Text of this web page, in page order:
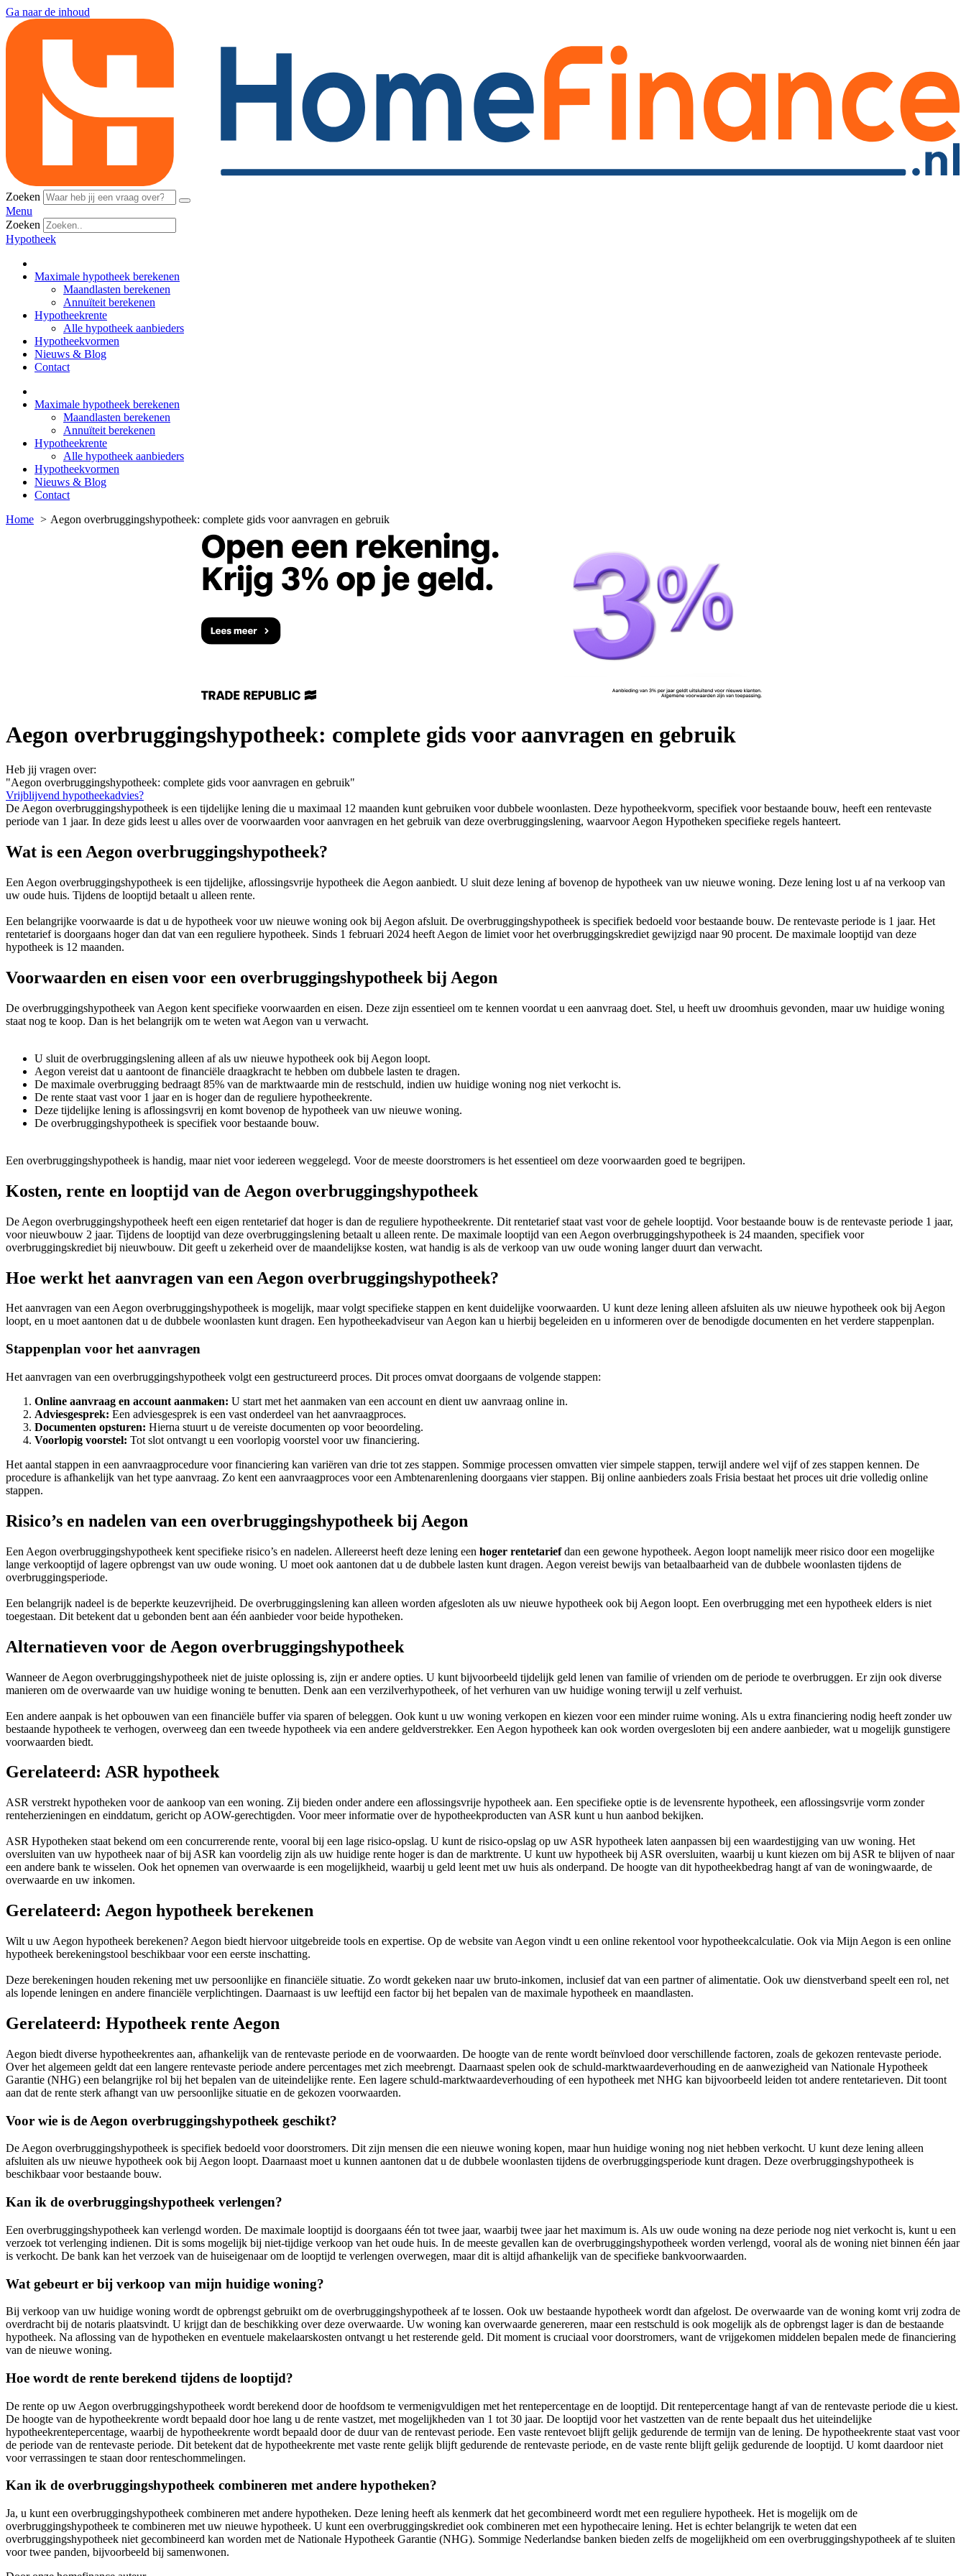
Ga naar de inhoud
Zoeken
Menu
Zoeken
Hypotheek
Maximale hypotheek berekenen
Maandlasten berekenen
Annuïteit berekenen
Hypotheekrente
Alle hypotheek aanbieders
Hypotheekvormen
Nieuws & Blog
Contact
Maximale hypotheek berekenen
Maandlasten berekenen
Annuïteit berekenen
Hypotheekrente
Alle hypotheek aanbieders
Hypotheekvormen
Nieuws & Blog
Contact
Home
Aegon overbruggingshypotheek: complete gids voor aanvragen en gebruik
Aegon overbruggingshypotheek: complete gids voor aanvragen en gebruik
Heb jij vragen over:
"Aegon overbruggingshypotheek: complete gids voor aanvragen en gebruik"
Vrijblijvend hypotheekadvies?
De Aegon overbruggingshypotheek is een tijdelijke lening die u maximaal 12 maanden kunt gebruiken voor dubbele woonlasten. Deze hypotheekvorm, specifiek voor bestaande bouw, heeft een rentevaste
periode van 1 jaar. In deze gids leest u alles over de voorwaarden voor aanvragen en het gebruik van deze overbruggingslening, waarvoor Aegon Hypotheken specifieke regels hanteert.
Wat is een Aegon overbruggingshypotheek?
Een Aegon overbruggingshypotheek is een tijdelijke, aflossingsvrije hypotheek die Aegon aanbiedt. U sluit deze lening af bovenop de hypotheek van uw nieuwe woning. Deze lening lost u af na verkoop van
uw oude huis. Tijdens de looptijd betaalt u alleen rente.
Een belangrijke voorwaarde is dat u de hypotheek voor uw nieuwe woning ook bij Aegon afsluit. De overbruggingshypotheek is specifiek bedoeld voor bestaande bouw. De rentevaste periode is 1 jaar. Het
rentetarief is doorgaans hoger dan dat van een reguliere hypotheek. Sinds 1 februari 2024 heeft Aegon de limiet voor het overbruggingskrediet gewijzigd naar 90 procent. De maximale looptijd van deze
hypotheek is 12 maanden.
Voorwaarden en eisen voor een overbruggingshypotheek bij Aegon
De overbruggingshypotheek van Aegon kent specifieke voorwaarden en eisen. Deze zijn essentieel om te kennen voordat u een aanvraag doet. Stel, u heeft uw droomhuis gevonden, maar uw huidige woning
staat nog te koop. Dan is het belangrijk om te weten wat Aegon van u verwacht.
U sluit de overbruggingslening alleen af als uw nieuwe hypotheek ook bij Aegon loopt.
Aegon vereist dat u aantoont de financiële draagkracht te hebben om dubbele lasten te dragen.
De maximale overbrugging bedraagt 85% van de marktwaarde min de restschuld, indien uw huidige woning nog niet verkocht is.
De rente staat vast voor 1 jaar en is hoger dan de reguliere hypotheekrente.
Deze tijdelijke lening is aflossingsvrij en komt bovenop de hypotheek van uw nieuwe woning.
De overbruggingshypotheek is specifiek voor bestaande bouw.
Een overbruggingshypotheek is handig, maar niet voor iedereen weggelegd. Voor de meeste doorstromers is het essentieel om deze voorwaarden goed te begrijpen.
Kosten, rente en looptijd van de Aegon overbruggingshypotheek
De Aegon overbruggingshypotheek heeft een eigen rentetarief dat hoger is dan de reguliere hypotheekrente. Dit rentetarief staat vast voor de gehele looptijd. Voor bestaande bouw is de rentevaste periode 1 jaar,
voor nieuwbouw 2 jaar. Tijdens de looptijd van deze overbruggingslening betaalt u alleen rente. De maximale looptijd van een Aegon overbruggingshypotheek is 24 maanden, specifiek voor
overbruggingskrediet bij nieuwbouw. Dit geeft u zekerheid over de maandelijkse kosten, wat handig is als de verkoop van uw oude woning langer duurt dan verwacht.
Hoe werkt het aanvragen van een Aegon overbruggingshypotheek?
Het aanvragen van een Aegon overbruggingshypotheek is mogelijk, maar volgt specifieke stappen en kent duidelijke voorwaarden. U kunt deze lening alleen afsluiten als uw nieuwe hypotheek ook bij Aegon
loopt, en u moet aantonen dat u de dubbele woonlasten kunt dragen. Een hypotheekadviseur van Aegon kan u hierbij begeleiden en u informeren over de benodigde documenten en het verdere stappenplan.
Stappenplan voor het aanvragen
Het aanvragen van een overbruggingshypotheek volgt een gestructureerd proces. Dit proces omvat doorgaans de volgende stappen:
Online aanvraag en account aanmaken: U start met het aanmaken van een account en dient uw aanvraag online in.
Adviesgesprek: Een adviesgesprek is een vast onderdeel van het aanvraagproces.
Documenten opsturen: Hierna stuurt u de vereiste documenten op voor beoordeling.
Voorlopig voorstel: Tot slot ontvangt u een voorlopig voorstel voor uw financiering.
Het aantal stappen in een aanvraagprocedure voor financiering kan variëren van drie tot zes stappen. Sommige processen omvatten vier simpele stappen, terwijl andere wel vijf of zes stappen kennen. De
procedure is afhankelijk van het type aanvraag. Zo kent een aanvraagproces voor een Ambtenarenlening doorgaans vier stappen. Bij online aanbieders zoals Frisia bestaat het proces uit drie volledig online
stappen.
Risico’s en nadelen van een overbruggingshypotheek bij Aegon
Een Aegon overbruggingshypotheek kent specifieke risico’s en nadelen. Allereerst heeft deze lening een hoger rentetariefdan een gewone hypotheek. Aegon loopt namelijk meer risico door een mogelijke
lange verkooptijd of lagere opbrengst van uw oude woning. U moet ook aantonen dat u de dubbele lasten kunt dragen. Aegon vereist bewijs van betaalbaarheid van de dubbele woonlasten tijdens de
overbruggingsperiode.
Een belangrijk nadeel is de beperkte keuzevrijheid. De overbruggingslening kan alleen worden afgesloten als uw nieuwe hypotheek ook bij Aegon loopt. Een overbrugging met een hypotheek elders is niet
toegestaan. Dit betekent dat u gebonden bent aan één aanbieder voor beide hypotheken.
Alternatieven voor de Aegon overbruggingshypotheek
Wanneer de Aegon overbruggingshypotheek niet de juiste oplossing is, zijn er andere opties. U kunt bijvoorbeeld tijdelijk geld lenen van familie of vrienden om de periode te overbruggen. Er zijn ook diverse
manieren om de overwaarde van uw huidige woning te benutten. Denk aan een verzilverhypotheek, of het verhuren van uw huidige woning terwijl u zelf verhuist.
Een andere aanpak is het opbouwen van een financiële buffer via sparen of beleggen. Ook kunt u uw woning verkopen en kiezen voor een minder ruime woning. Als u extra financiering nodig heeft zonder uw
bestaande hypotheek te verhogen, overweeg dan een tweede hypotheek via een andere geldverstrekker. Een Aegon hypotheek kan ook worden overgesloten bij een andere aanbieder, wat u mogelijk gunstigere
voorwaarden biedt.
Gerelateerd: ASR hypotheek
ASR verstrekt hypotheken voor de aankoop van een woning. Zij bieden onder andere een aflossingsvrije hypotheek aan. Een specifieke optie is de levensrente hypotheek, een aflossingsvrije vorm zonder
renteherzieningen en einddatum, gericht op AOW-gerechtigden. Voor meer informatie over de hypotheekproducten van ASR kunt u hun aanbod bekijken.
ASR Hypotheken staat bekend om een concurrerende rente, vooral bij een lage risico-opslag. U kunt de risico-opslag op uw ASR hypotheek laten aanpassen bij een waardestijging van uw woning. Het
oversluiten van uw hypotheek naar of bij ASR kan voordelig zijn als uw huidige rente hoger is dan de marktrente. U kunt uw hypotheek bij ASR oversluiten, waarbij u kunt kiezen om bij ASR te blijven of naar
een andere bank te wisselen. Ook het opnemen van overwaarde is een mogelijkheid, waarbij u geld leent met uw huis als onderpand. De hoogte van dit hypotheekbedrag hangt af van de woningwaarde, de
overwaarde en uw inkomen.
Gerelateerd: Aegon hypotheek berekenen
Wilt u uw Aegon hypotheek berekenen? Aegon biedt hiervoor uitgebreide tools en expertise. Op de website van Aegon vindt u een online rekentool voor hypotheekcalculatie. Ook via Mijn Aegon is een online
hypotheek berekeningstool beschikbaar voor een eerste inschatting.
Deze berekeningen houden rekening met uw persoonlijke en financiële situatie. Zo wordt gekeken naar uw bruto-inkomen, inclusief dat van een partner of alimentatie. Ook uw dienstverband speelt een rol, net
als lopende leningen en andere financiële verplichtingen. Daarnaast is uw leeftijd een factor bij het bepalen van de maximale hypotheek en maandlasten.
Gerelateerd: Hypotheek rente Aegon
Aegon biedt diverse hypotheekrentes aan, afhankelijk van de rentevaste periode en de voorwaarden. De hoogte van de rente wordt beïnvloed door verschillende factoren, zoals de gekozen rentevaste periode.
Over het algemeen geldt dat een langere rentevaste periode andere percentages met zich meebrengt. Daarnaast spelen ook de schuld-marktwaardeverhouding en de aanwezigheid van Nationale Hypotheek
Garantie (NHG) een belangrijke rol bij het bepalen van de uiteindelijke rente. Een lagere schuld-marktwaardeverhouding of een hypotheek met NHG kan bijvoorbeeld leiden tot andere rentetarieven. Dit toont
aan dat de rente sterk afhangt van uw persoonlijke situatie en de gekozen voorwaarden.
Voor wie is de Aegon overbruggingshypotheek geschikt?
De Aegon overbruggingshypotheek is specifiek bedoeld voor doorstromers. Dit zijn mensen die een nieuwe woning kopen, maar hun huidige woning nog niet hebben verkocht. U kunt deze lening alleen
afsluiten als uw nieuwe hypotheek ook bij Aegon loopt. Daarnaast moet u kunnen aantonen dat u de dubbele woonlasten tijdens de overbruggingsperiode kunt dragen. Deze overbruggingshypotheek is
beschikbaar voor bestaande bouw.
Kan ik de overbruggingshypotheek verlengen?
Een overbruggingshypotheek kan verlengd worden. De maximale looptijd is doorgaans één tot twee jaar, waarbij twee jaar het maximum is. Als uw oude woning na deze periode nog niet verkocht is, kunt u een
verzoek tot verlenging indienen. Dit is soms mogelijk bij niet-tijdige verkoop van het oude huis. In de meeste gevallen kan de overbruggingshypotheek worden verlengd, vooral als de woning niet binnen één jaar
is verkocht. De bank kan het verzoek van de huiseigenaar om de looptijd te verlengen overwegen, maar dit is altijd afhankelijk van de specifieke bankvoorwaarden.
Wat gebeurt er bij verkoop van mijn huidige woning?
Bij verkoop van uw huidige woning wordt de opbrengst gebruikt om de overbruggingshypotheek af te lossen. Ook uw bestaande hypotheek wordt dan afgelost. De overwaarde van de woning komt vrij zodra de
overdracht bij de notaris plaatsvindt. U krijgt dan de beschikking over deze overwaarde. Uw woning kan overwaarde genereren, maar een restschuld is ook mogelijk als de opbrengst lager is dan de bestaande
hypotheek. Na aflossing van de hypotheken en eventuele makelaarskosten ontvangt u het resterende geld. Dit moment is cruciaal voor doorstromers, want de vrijgekomen middelen bepalen mede de financiering
van de nieuwe woning.
Hoe wordt de rente berekend tijdens de looptijd?
De rente op uw Aegon overbruggingshypotheek wordt berekend door de hoofdsom te vermenigvuldigen met het rentepercentage en de looptijd. Dit rentepercentage hangt af van de rentevaste periode die u kiest.
De hoogte van de hypotheekrente wordt bepaald door hoe lang u de rente vastzet, met mogelijkheden van 1 tot 30 jaar. De looptijd voor het vastzetten van de rente bepaalt dus het uiteindelijke
hypotheekrentepercentage, waarbij de hypotheekrente wordt bepaald door de duur van de rentevast periode. Een vaste rentevoet blijft gelijk gedurende de termijn van de lening. De hypotheekrente staat vast voor
de periode van de rentevaste periode. Dit betekent dat de hypotheekrente met vaste rente gelijk blijft gedurende de rentevaste periode, en de vaste rente blijft gelijk gedurende de looptijd. U komt daardoor niet
voor verrassingen te staan door renteschommelingen.
Kan ik de overbruggingshypotheek combineren met andere hypotheken?
Ja, u kunt een overbruggingshypotheek combineren met andere hypotheken. Deze lening heeft als kenmerk dat het gecombineerd wordt met een reguliere hypotheek. Het is mogelijk om de
overbruggingshypotheek te combineren met uw nieuwe hypotheek. U kunt een overbruggingskrediet ook combineren met een hypothecaire lening. Het is echter belangrijk te weten dat een
overbruggingshypotheek niet gecombineerd kan worden met de Nationale Hypotheek Garantie (NHG). Sommige Nederlandse banken bieden zelfs de mogelijkheid om een overbruggingshypotheek af te sluiten
voor twee panden, bijvoorbeeld bij samenwonen.